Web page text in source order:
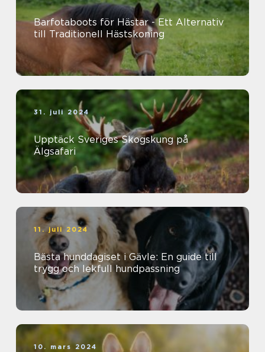
Barfotaboots för Hästar - Ett Alternativ
till Traditionell Hästskoning
31. juli 2024
Upptäck Sveriges Skogskung på
Älgsafari
11. juli 2024
Bästa hunddagiset i Gävle: En guide till
trygg och lekfull hundpassning
10. mars 2024